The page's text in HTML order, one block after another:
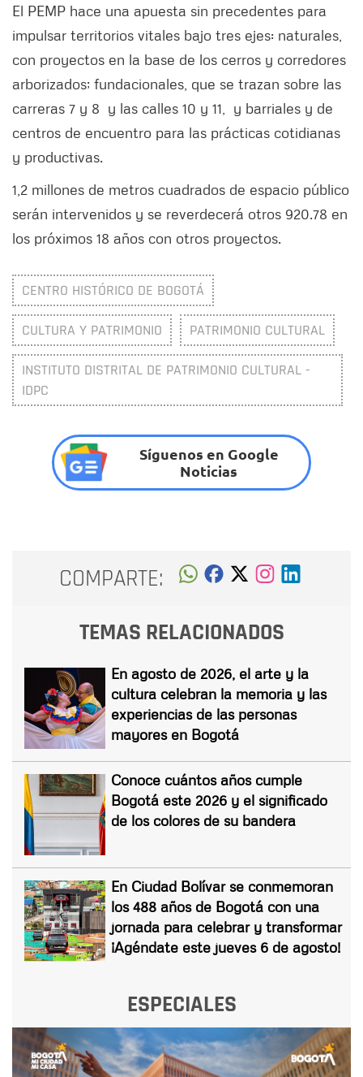
El PEMP hace una apuesta sin precedentes para
impulsar territorios vitales bajo tres ejes: naturales,
con proyectos en la base de los cerros y corredores
arborizados; fundacionales, que se trazan sobre las
carreras 7 y 8 y las calles 10 y 11, y barriales y de
centros de encuentro para las prácticas cotidianas
y productivas.
1,2 millones de metros cuadrados de espacio público
serán intervenidos y se reverdecerá otros 920.78 en
los próximos 18 años con otros proyectos.
CENTRO HISTÓRICO DE BOGOTÁ
CULTURA Y PATRIMONIO PATRIMONIO CULTURAL
INSTITUTO DISTRITAL DE PATRIMONIO CULTURAL -
IDPC
Síguenos en Google
Noticias
COMPARTE:
TEMAS RELACIONADOS
En agosto de 2026, el arte y la
cultura celebran la memoria y las
experiencias de las personas
mayores en Bogotá
Conoce cuántos años cumple
Bogotá este 2026 y el significado
de los colores de su bandera
En Ciudad Bolívar se conmemoran
los 488 años de Bogotá con una
jornada para celebrar y transformar
¡Agéndate este jueves 6 de agosto!
ESPECIALES